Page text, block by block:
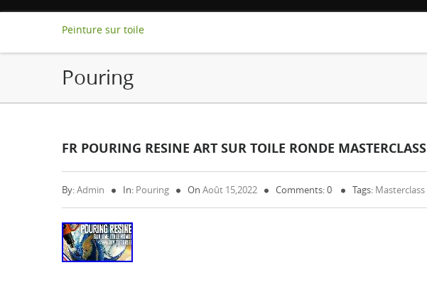
Peinture sur toile
Pouring
FR POURING RESINE ART SUR TOILE RONDE MASTERCLASS
By:Admin In: Pouring On Août 15,2022 Comments: 0 Tags: Masterclass